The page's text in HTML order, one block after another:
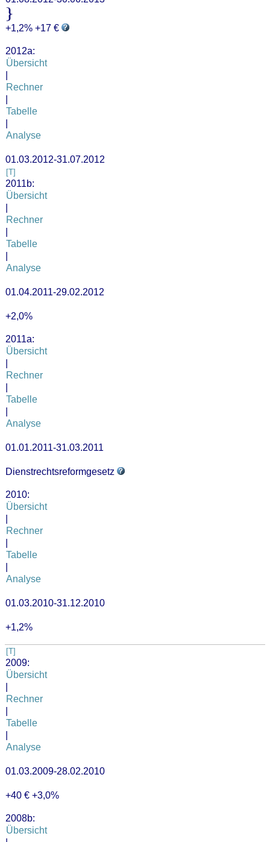
+1,2% +17 €
2012a:
Übersicht
Rechner
Tabelle
Analyse
01.03.2012-31.07.2012
[T]
2011b:
Übersicht
Rechner
Tabelle
Analyse
01.04.2011-29.02.2012
+2,0%
2011a:
Übersicht
Rechner
Tabelle
Analyse
01.01.2011-31.03.2011
Dienstrechtsreformgesetz
2010:
Übersicht
Rechner
Tabelle
Analyse
01.03.2010-31.12.2010
+1,2%
[T]
2009:
Übersicht
Rechner
Tabelle
Analyse
01.03.2009-28.02.2010
+40 € +3,0%
2008b:
Übersicht